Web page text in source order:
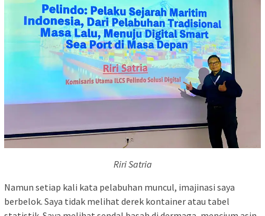
Riri Satria
Namun setiap kali kata pelabuhan muncul, imajinasi saya
berbelok. Saya tidak melihat derek kontainer atau tabel